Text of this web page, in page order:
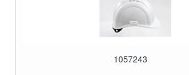
1057243